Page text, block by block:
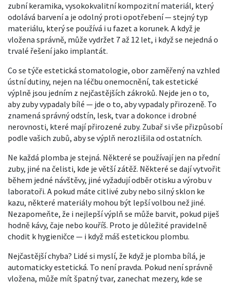
zubní keramika, vysokokvalitní kompozitní materiál, který
odolává barvení a je odolný proti opotřebení— stejný typ
materiálu, který se používá i u fazet a korunek. A když je
vložena správně, může vydržet 7 až 12 let, i když se nejedná o
trvalé řešení jako implantát.
Co se týče estetická stomatologie, obor zaměřený na vzhled
ústní dutiny, nejen na léčbu onemocnění, tak estetické
výplně jsou jedním z nejčastějších zákroků. Nejde jen o to,
aby zuby vypadaly bílé — jde o to, aby vypadaly přirozeně. To
znamená správný odstín, lesk, tvar a dokonce i drobné
nerovnosti, které mají přirozené zuby. Zubař si vše přizpůsobí
podle vašich zubů, aby se výplň nerozlišila od ostatních.
Ne každá plomba je stejná. Některé se používají jen na přední
zuby, jiné na čelisti, kde je větší zátěž. Některé se dají vytvořit
během jedné návštěvy, jiné vyžadují odběr otisku a výrobu v
laboratoři. A pokud máte citlivé zuby nebo silný sklon ke
kazu, některé materiály mohou být lepší volbou než jiné.
Nezapomeňte, že i nejlepší výplň se může barvit, pokud piješ
hodně kávy, čaje nebo kouříš. Proto je důležité pravidelně
chodit k hygieničce — i když máš estetickou plombu.
Nejčastější chyba? Lidé si myslí, že když je plomba bílá, je
automaticky estetická. To není pravda. Pokud není správně
vložena, může mít špatný tvar, zanechat mezery, kde se